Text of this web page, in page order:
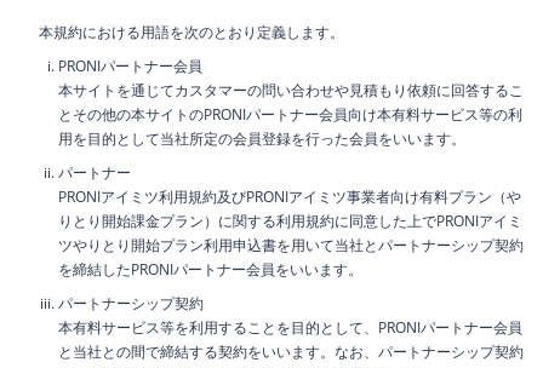
本規約における用語を次のとおり定義します。
PRONIパートナー会員
本サイトを通じてカスタマーの問い合わせや見積もり依頼に回答するこ
とその他の本サイトのPRONIパートナー会員向け本有料サービス等の利
用を目的として当社所定の会員登録を行った会員をいいます。
パートナー
PRONIアイミツ利用規約及びPRONIアイミツ事業者向け有料プラン（や
りとり開始課金プラン）に関する利用規約に同意した上でPRONIアイミ
ツやりとり開始プラン利用申込書を用いて当社とパートナーシップ契約
を締結したPRONIパートナー会員をいいます。
パートナーシップ契約
本有料サービス等を利用することを目的として、PRONIパートナー会員
と当社との間で締結する契約をいいます。なお、パートナーシップ契約